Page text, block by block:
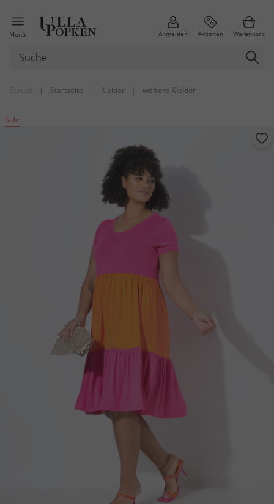
Menü Anmelden Aktionen Warenkorb
| Startseite | Kleider | weitere Kleider
Sale